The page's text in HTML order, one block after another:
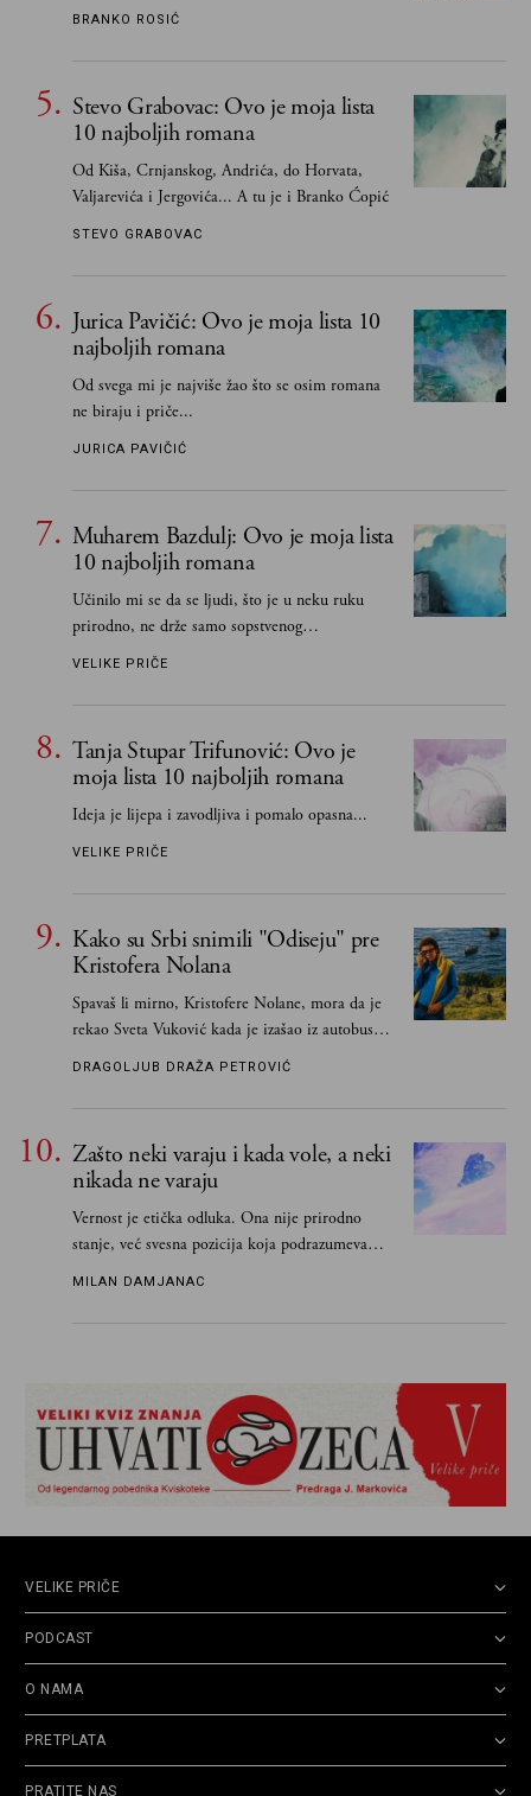
vodila računa o zaostavštini pisca. Ovu priču o
poznavale
BRANKO ROSIĆ
Stevo Grabovac: Ovo je moja lista
10 najboljih romana
Od Kiša, Crnjanskog, Andrića, do Horvata,
Valjarevića i Jergovića... A tu je i Branko Ćopić
STEVO GRABOVAC
Jurica Pavičić: Ovo je moja lista 10
najboljih romana
Od svega mi je najviše žao što se osim romana
ne biraju i priče...
JURICA PAVIČIĆ
Muharem Bazdulj: Ovo je moja lista
10 najboljih romana
Učinilo mi se da se ljudi, što je u neku ruku
prirodno, ne drže samo sopstvenog
senzibiliteta... Pokušao sam (biće, samo
VELIKE PRIČE
Tanja Stupar Trifunović: Ovo je
moja lista 10 najboljih romana
Ideja je lijepa i zavodljiva i pomalo opasna...
VELIKE PRIČE
Kako su Srbi snimili "Odiseju" pre
Kristofera Nolana
Spavaš li mirno, Kristofere Nolane, mora da je
rekao Sveta Vuković kada je izašao iz autobusa i
čim je stigao kući pozvao Vojkana
DRAGOLJUB DRAŽA PETROVIĆ
Zašto neki varaju i kada vole, a neki
nikada ne varaju
Vernost je etička odluka. Ona nije prirodno
stanje, već svesna pozicija koja podrazumeva
MILAN DAMJANAC
VELIKE PRIČE
PODCAST
O NAMA
PRETPLATA
PRATITE NAS